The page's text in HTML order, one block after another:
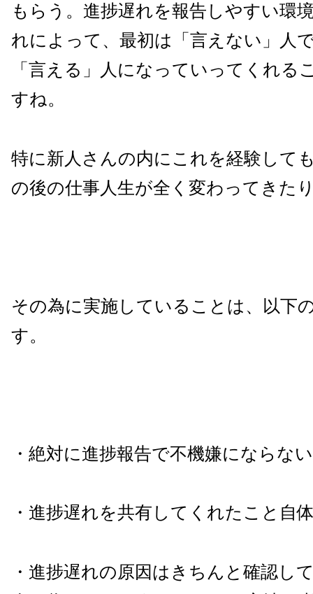
もらう。進捗遅れを報告しやすい環
れによって、最初は「言えない」人
「言える」人になっていってくれる
すね。
特に新人さんの内にこれを経験して
の後の仕事人生が全く変わってきた
その為に実施していることは、以下
す。
・絶対に進捗報告で不機嫌にならない
・進捗遅れを共有してくれたこと自
・進捗遅れの原因はきちんと確認し